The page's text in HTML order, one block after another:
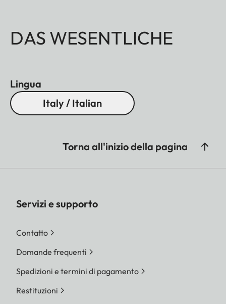
DAS WESENTLICHE
Lingua
Italy / Italian
Torna all'inizio della pagina
Servizi e supporto
Contatto
Domande frequenti
Spedizioni e termini di pagamento
Restituzioni